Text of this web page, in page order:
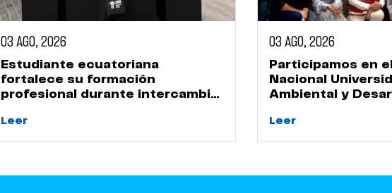
03 AGO, 2026
Estudiante ecuatoriana
fortalece su formación
profesional durante intercambio
Leer
03 AGO, 2026
Participamos en
Nacional
Ambiental y
Leer